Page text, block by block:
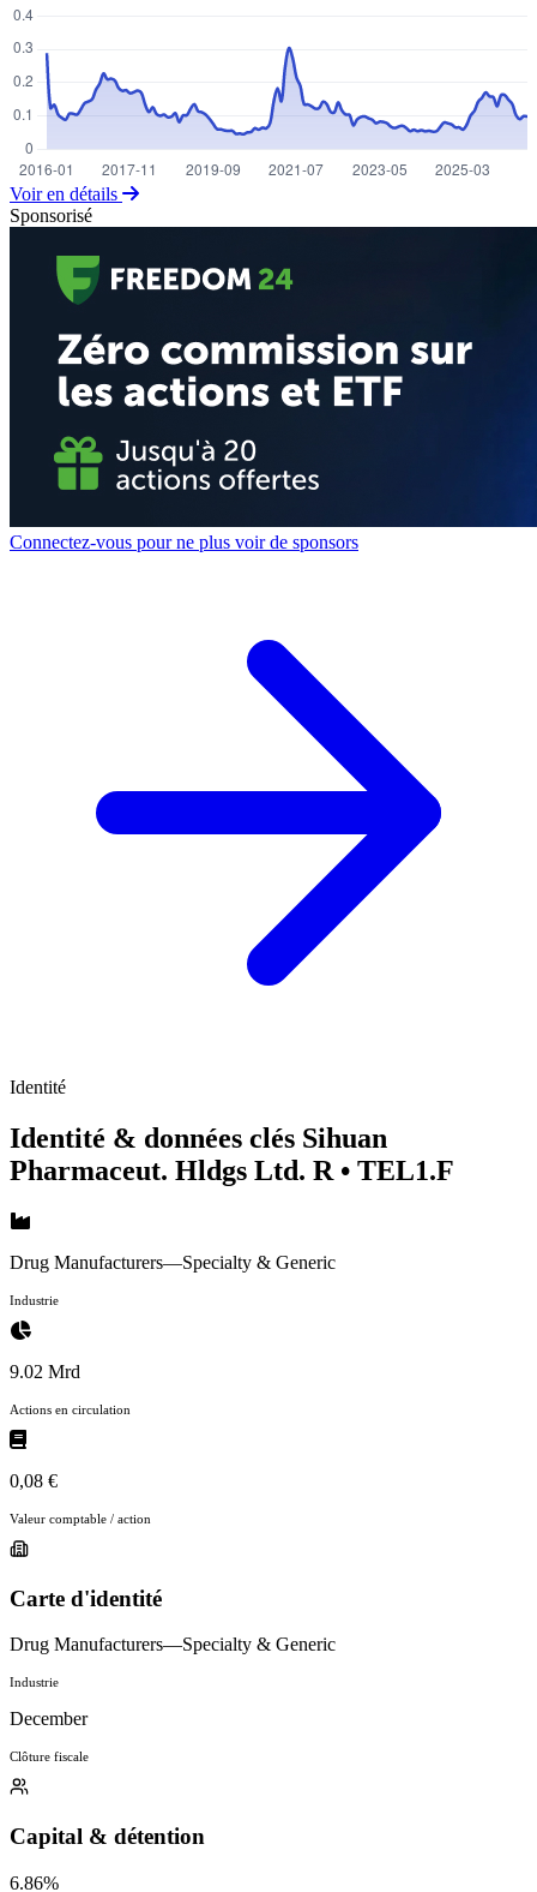
Voir en détails
Sponsorisé
Connectez-vous pour ne plus voir de sponsors
Identité
Identité & données clés Sihuan
Pharmaceut. Hldgs Ltd. R • TEL1.F
Drug Manufacturers—Specialty & Generic
Industrie
9.02 Mrd
Actions en circulation
0,08 €
Valeur comptable / action
Carte d'identité
Drug Manufacturers—Specialty & Generic
Industrie
December
Clôture fiscale
Capital & détention
6.86%